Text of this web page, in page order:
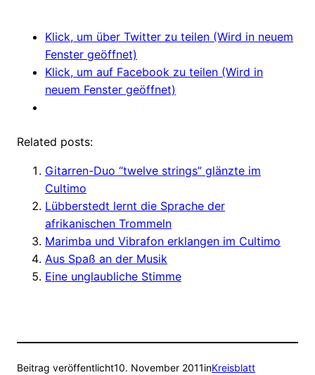
Klick, um über Twitter zu teilen (Wird in neuem
Fenster geöffnet)
Klick, um auf Facebook zu teilen (Wird in
neuem Fenster geöffnet)
Related posts:
Gitarren-Duo “twelve strings” glänzte im
Cultimo
Lübberstedt lernt die Sprache der
afrikanischen Trommeln
Marimba und Vibrafon erklangen im Cultimo
Aus Spaß an der Musik
Eine unglaubliche Stimme
Beitrag veröffentlicht10. November 2011inKreisblatt